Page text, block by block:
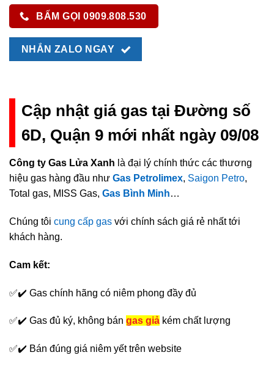
BẤM GỌI 0909.808.530
NHẮN ZALO NGAY
Cập nhật giá gas tại Đường số
6D, Quận 9 mới nhất ngày 09/08
Công ty Gas Lửa Xanh là đại lý chính thức các thương
hiệu gas hàng đầu như Gas Petrolimex, Saigon Petro,
Total gas, MISS Gas, Gas Bình Minh…
Chúng tôi cung cấp gas với chính sách giá rẻ nhất tới
khách hàng.
Cam kết:
✅✔️ Gas chính hãng có niêm phong đầy đủ
✅✔️ Gas đủ ký, không bán gas giả kém chất lượng
✅✔️ Bán đúng giá niêm yết trên website